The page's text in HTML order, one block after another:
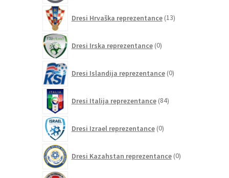
Dresi Hrvaška reprezentance 13izdelkov
Dresi Irska reprezentance 0izdelkov
Dresi Islandija reprezentance 0izdelkov
Dresi Italija reprezentance 84izdelkov
Dresi Izrael reprezentance 0izdelkov
Dresi Kazahstan reprezentance 0izdelkov